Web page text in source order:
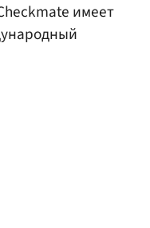
имеет